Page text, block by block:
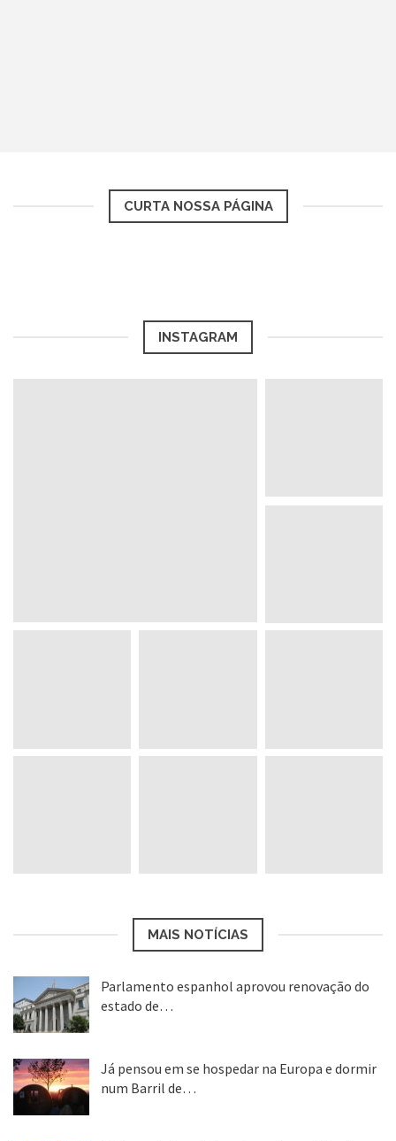
CURTA NOSSA PÁGINA
INSTAGRAM
MAIS NOTÍCIAS
Parlamento espanhol aprovou renovação do
estado de…
Já pensou em se hospedar na Europa e dormir
num Barril de…